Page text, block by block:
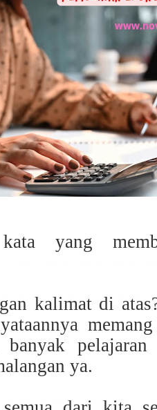
yang
kalimat di
pelajaran
ya.